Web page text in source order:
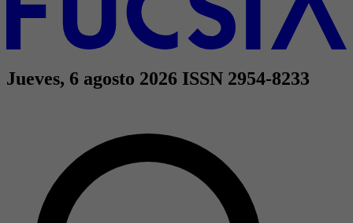
Jueves, 6 agosto 2026 ISSN 2954-8233